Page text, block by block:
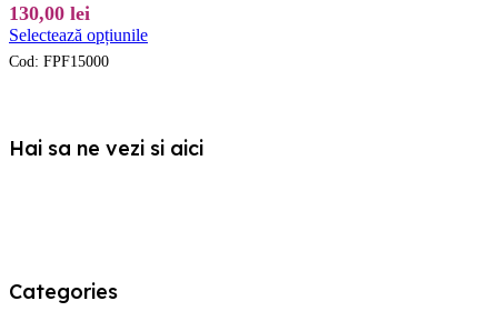
în
130,00 lei
Selectează opțiunileAcest
Opțiunile
Cod: FPF15000
Hai sa ne vezi si aici
Categories